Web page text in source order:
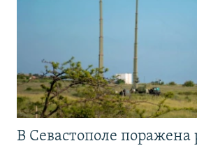
В Севастополе поражена